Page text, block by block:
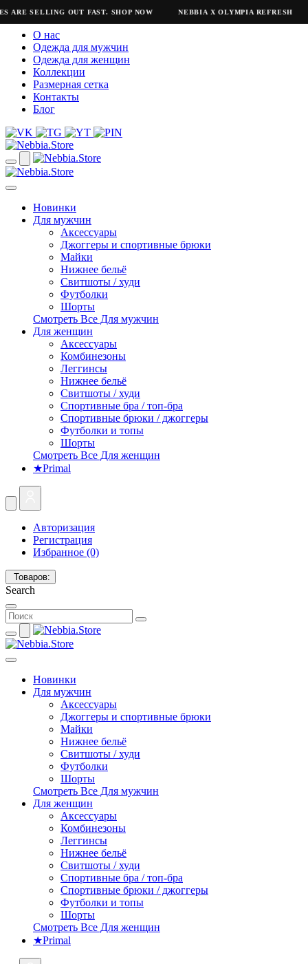
ARE SELLING OUT FAST. SHOP NOW NEBBIA X OLYMPIA REFRESH
О нас
Одежда для мужчин
Одежда для женщин
Коллекции
Размерная сетка
Контакты
Блог
Новинки
Для мужчин
Аксессуары
Джоггеры и спортивные брюки
Майки
Нижнее бельё
Свитшоты / худи
Футболки
Шорты
Смотреть Все Для мужчин
Для женщин
Аксессуары
Комбинезоны
Леггинсы
Нижнее бельё
Свитшоты / худи
Спортивные бра / топ-бра
Спортивные брюки / джоггеры
Футболки и топы
Шорты
Смотреть Все Для женщин
★Primal
Авторизация
Регистрация
Избранное (0)
Товаров:
Search
Новинки
Для мужчин
Аксессуары
Джоггеры и спортивные брюки
Майки
Нижнее бельё
Свитшоты / худи
Футболки
Шорты
Смотреть Все Для мужчин
Для женщин
Аксессуары
Комбинезоны
Леггинсы
Нижнее бельё
Свитшоты / худи
Спортивные бра / топ-бра
Спортивные брюки / джоггеры
Футболки и топы
Шорты
Смотреть Все Для женщин
★Primal